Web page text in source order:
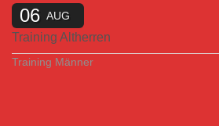
06 AUG
Training Altherren
Training Männer